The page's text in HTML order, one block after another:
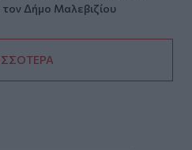
Δήμο Μαλεβιζίου